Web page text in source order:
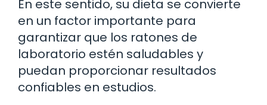
En este sentido, su dieta se convierte
en un factor importante para
garantizar que los ratones de
laboratorio estén saludables y
puedan proporcionar resultados
confiables en estudios.